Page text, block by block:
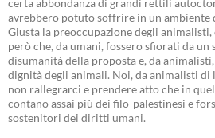
avrebbero potuto soffrire in un ambiente
Giusta la preoccupazione degli
però che, da umani, fossero sfiorati da
disumanità della proposta e, da
dignità degli animali. Noi, da animalisti di
non rallegrarci e prendere atto che in
contano assai più dei filo-palestinesi e
sostenitori dei diritti umani.